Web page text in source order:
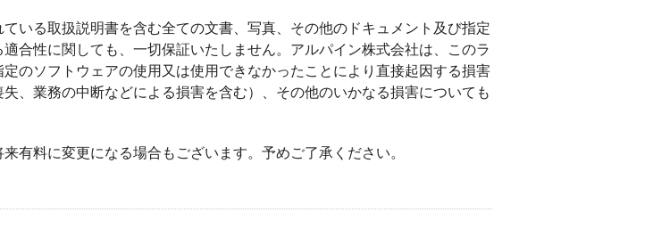
いる取扱説明書を含む全ての文書、写真、その他のドキュメント及び指定
合性に関しても、一切保証いたしません。アルパイン株式会社は、このラ
のソフトウェアの使用又は使用できなかったことにより直接起因する損害
、業務の中断などによる損害を含む）、その他のいかなる損害についても
有料に変更になる場合もございます。予めご了承ください。